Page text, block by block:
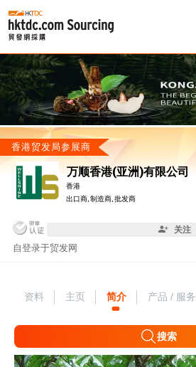
香港贸发局参展商
万顺香港(亚洲)有限公司
香港
出口商, 制造商, 批发商
关注
自登录于贸发网
资料 主页 简介 产品 / 服务
搜索